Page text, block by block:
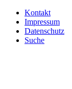
Kontakt
Impressum
Datenschutz
Suche